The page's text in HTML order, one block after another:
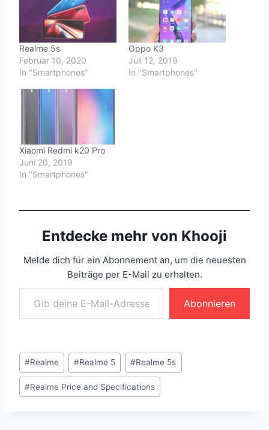
Realme 5s
Februar 10, 2020
In "Smartphones"
Oppo K3
Juli 12, 2019
In "Smartphones"
Xiaomi Redmi k20 Pro
Juni 20, 2019
In "Smartphones"
Entdecke mehr von Khooji
Melde dich für ein Abonnement an, um die neuesten
Beiträge per E-Mail zu erhalten.
Gib deine E-Mail-Adresse ein ...
Abonnieren
Schlagworte:
#Realme #Realme 5 #Realme 5s
#Realme Price and Specifications